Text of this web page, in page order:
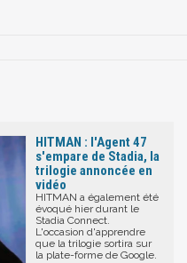
HITMAN : l'Agent 47
s'empare de Stadia, la
trilogie annoncée en
vidéo
HITMAN a également été
évoqué hier durant le
Stadia Connect.
L'occasion d'apprendre
que la trilogie sortira sur
la plate-forme de Google.